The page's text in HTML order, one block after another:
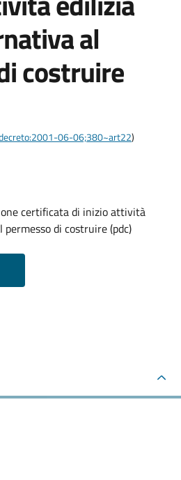
al
costruire
06-06;380~art22)
certificata di inizio attività
di costruire (pdc)